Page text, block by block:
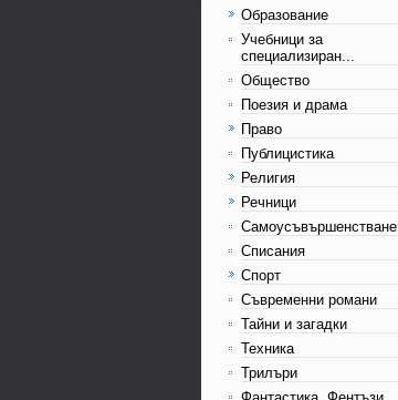
Образование
Учебници за
специализиран...
Общество
Поезия и драма
Право
Публицистика
Религия
Речници
Самоусъвършенстване
Списания
Спорт
Съвременни романи
Тайни и загадки
Техника
Трилъри